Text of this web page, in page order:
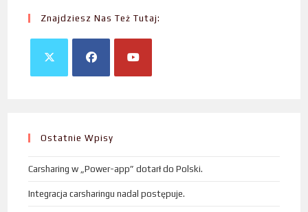
Znajdziesz Nas Też Tutaj:
Ostatnie Wpisy
Carsharing w „Power-app” dotarł do Polski.
Integracja carsharingu nadal postępuje.